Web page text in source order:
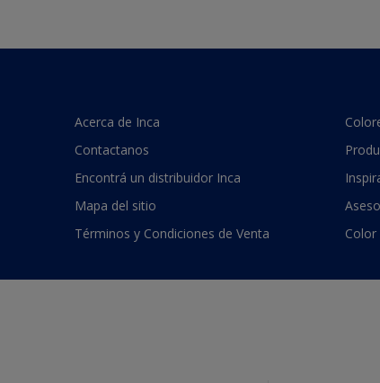
Acerca de Inca
Contactanos
Encontrá un distribuidor Inca
Mapa del sitio
Términos y Condiciones de Venta
Color